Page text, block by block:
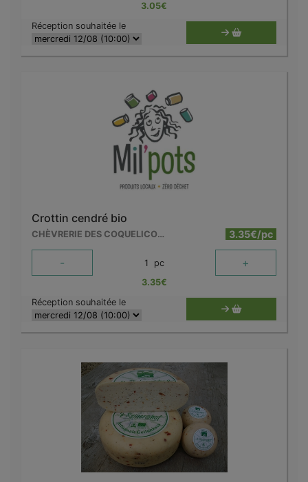
3.05€
Réception souhaitée le
Crottin cendré bio
CHÈVRERIE DES COQUELICOTS 3.35€/pc
- 1 pc +
3.35€
Réception souhaitée le